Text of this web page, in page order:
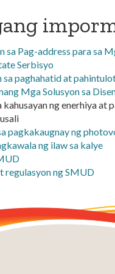
sa Pag-address para sa
Serbisyo
paghahatid at
Mga Solusyon sa
kahusayan ng enerhiya at
pagkakaugnay ng
ng ilaw sa kalye
regulasyon ng SMUD